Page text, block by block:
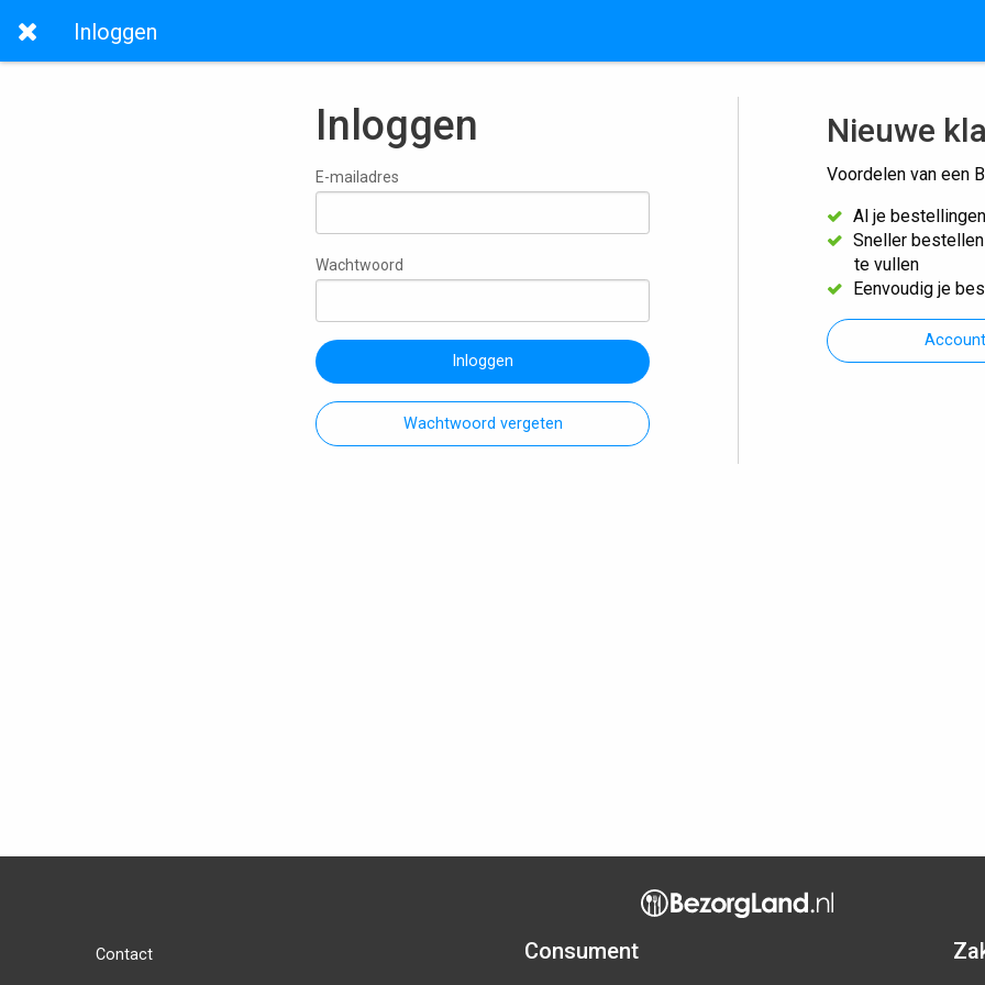
Inloggen
Inloggen
E-mailadres
Wachtwoord
Inloggen
Wachtwoord vergeten
Nieuwe
Voordelen van een
Al je
Sneller
te vullen
Eenvoudig je
Contact Consument